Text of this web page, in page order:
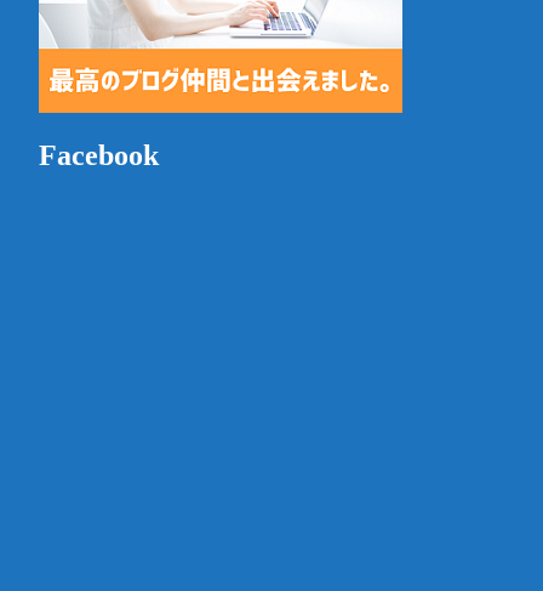
Facebook